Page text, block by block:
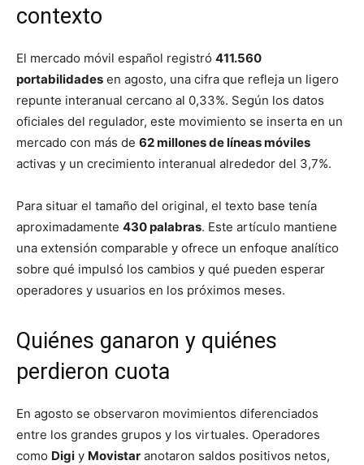
contexto
El mercado móvil español registró 411.560
portabilidades en agosto, una cifra que refleja un ligero
repunte interanual cercano al 0,33%. Según los datos
oficiales del regulador, este movimiento se inserta en un
mercado con más de 62 millones de líneas móviles
activas y un crecimiento interanual alrededor del 3,7%.
Para situar el tamaño del original, el texto base tenía
aproximadamente 430 palabras. Este artículo mantiene
una extensión comparable y ofrece un enfoque analítico
sobre qué impulsó los cambios y qué pueden esperar
operadores y usuarios en los próximos meses.
Quiénes ganaron y quiénes
perdieron cuota
En agosto se observaron movimientos diferenciados
entre los grandes grupos y los virtuales. Operadores
como Digi y Movistar anotaron saldos positivos netos,